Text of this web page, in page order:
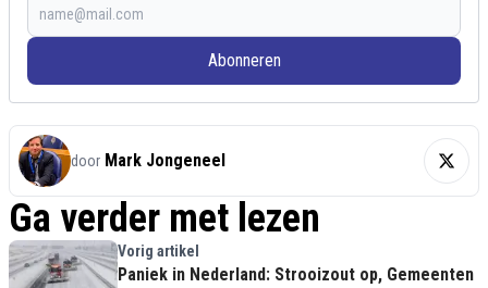
Abonneren
door Mark Jongeneel
Ga verder met lezen
Vorig artikel
Paniek in Nederland: Strooizout op, Gemeenten